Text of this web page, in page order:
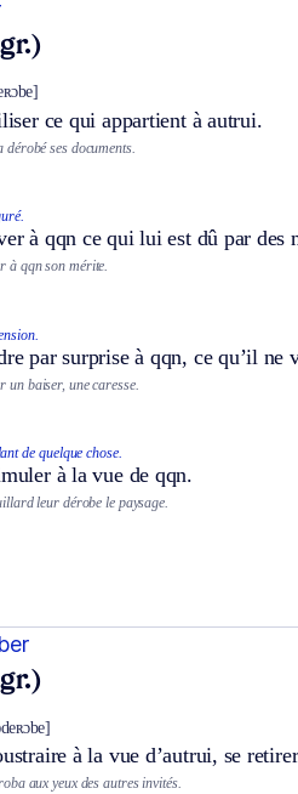
gr.)
ce qui appartient à autrui.
dérobé ses documents.
à qqn ce qui lui est dû par des
à qqn son mérite.
par surprise à qqn, ce qu’il ne
un baiser, une caresse.
de quelque chose.
à la vue de qqn.
leur dérobe le paysage.
gr.)
à la vue d’autrui, se
aux yeux des autres invités.